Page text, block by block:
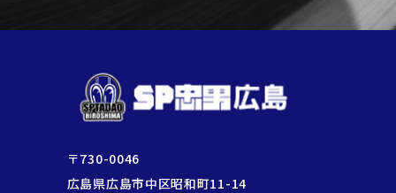
〒730-0046
広島県広島市中区昭和町11-14